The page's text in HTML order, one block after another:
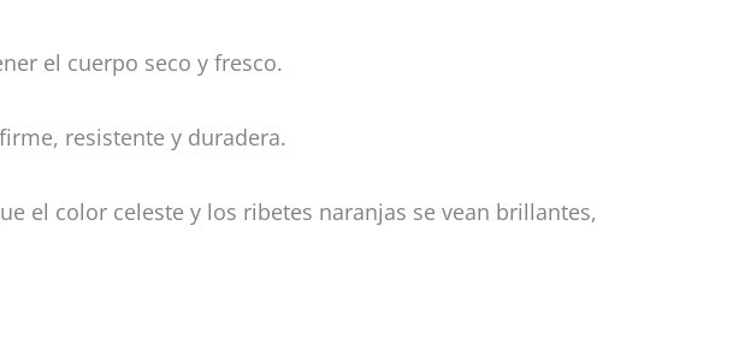
el cuerpo seco y fresco.
resistente y duradera.
el color celeste y los ribetes naranjas se vean brillantes,